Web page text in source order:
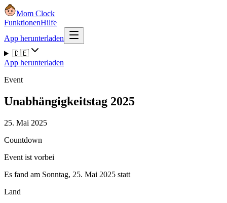
Mom Clock
FunktionenHilfe
App herunterladen
🇩🇪
App herunterladen
Event
Unabhängigkeitstag 2025
25. Mai 2025
Countdown
Event ist vorbei
Es fand am Sonntag, 25. Mai 2025 statt
Land